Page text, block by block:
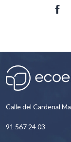
Calle del Cardenal
91 567 24 03